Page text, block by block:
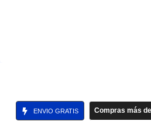
ENVIO GRATIS Compras más